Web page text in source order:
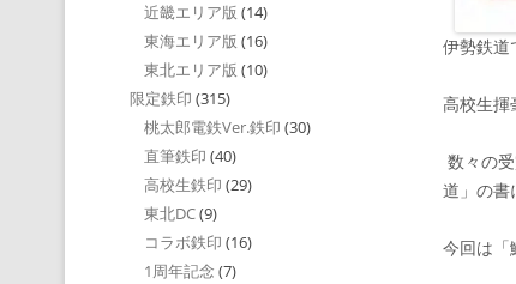
伊勢鉄道
高校生揮
数々の
道」の書
今回は「
近畿エリア版 (14)
東海エリア版 (16)
東北エリア版 (10)
限定鉄印 (315)
桃太郎電鉄Ver.鉄印 (30)
直筆鉄印 (40)
高校生鉄印 (29)
東北DC(9)
コラボ鉄印 (16)
1周年記念 (7)